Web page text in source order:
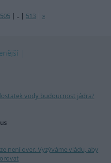
505 | .. | 513 | »
vody budoucnost jádra?
není over. Vyzýváme vládu, aby